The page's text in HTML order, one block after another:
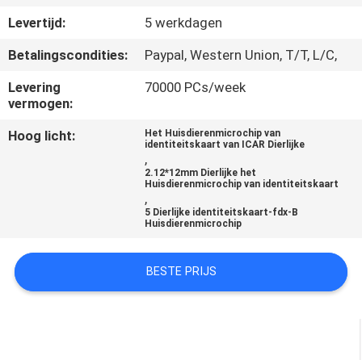
NIEUWS
OM EEN
CITAAT
POLICY
Levertijd:
5 werkdagen
Betalingscondities:
Paypal, Western Union, T/T, L/C,
Levering
vermogen:
70000 PCs/week
Hoog licht:
Het Huisdierenmicrochip van
identiteitskaart van ICAR Dierlijke
,
2.12*12mm Dierlijke het
Huisdierenmicrochip van identiteitskaart
,
5 Dierlijke identiteitskaart-fdx-B
Huisdierenmicrochip
BESTE PRIJS